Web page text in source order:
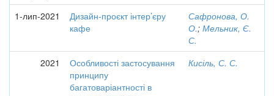
1-лип-2021
Дизайн-проєкт інтер’єру
кафе
Сафронова, О.
О.; Мельник, Є.
С.
2021
Особливості застосування
принципу
багатоваріантності в
Кисіль, С. С.